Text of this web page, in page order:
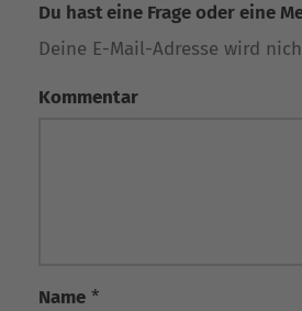
Du hast eine Frage oder eine
Deine E-Mail-Adresse wird
Kommentar
Name *